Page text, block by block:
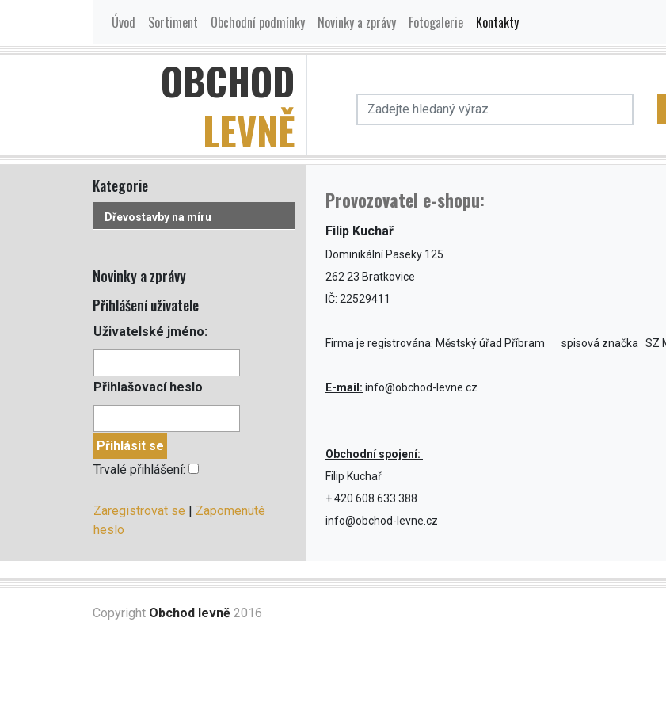
Úvod Sortiment Obchodní podmínky Novinky a zprávy Fotogalerie Kontakty
OBCHOD
LEVNĚ
Kategorie
Dřevostavby na míru
Novinky a zprávy
Přihlášení uživatele
Uživatelské jméno:
Přihlašovací heslo
Trvalé přihlášení:
Zaregistrovat se | Zapomenuté
heslo
Provozovatel e-shopu:
Filip Kuchař
Dominikální Paseky 125
262 23 Bratkovice
IČ: 22529411
Firma je registrována: Městský úřad Příbram spisová značka SZ
E-mail: info@obchod-levne.cz
Obchodní spojení:
Filip Kuchař
+ 420 608 633 388
info@obchod-levne.cz
Copyright Obchod levně 2016